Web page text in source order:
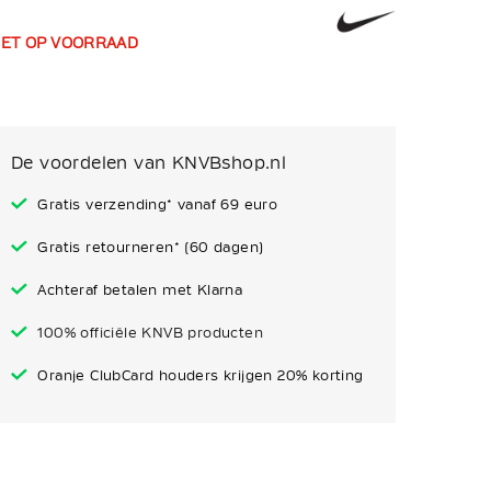
OP VOORRAAD
De voordelen van KNVBshop.nl
Gratis verzending* vanaf 69 euro
Gratis retourneren* (60 dagen)
Achteraf betalen met Klarna
100% officiële KNVB producten
Oranje ClubCard houders krijgen 20% korting